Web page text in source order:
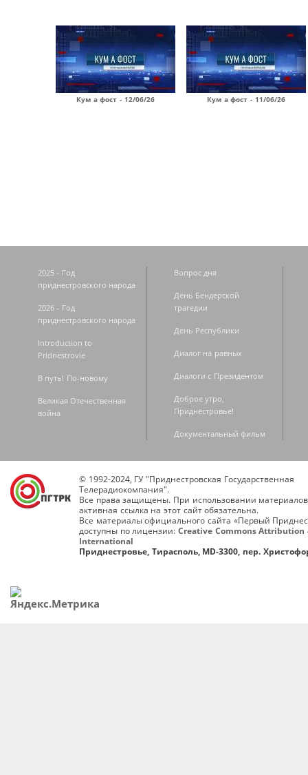
Кум а фост - 12/06/26 Кум а фост - 11/06/26
2025 - Год
приднестровского народа
2026 - Год
приднестровского народа
Introduction to
Pridnestrovie
В путь! По-новому
Великая Отечественная
война
Вопрос дня
День Бендерской
трагедии
День Республики
Диалог на равных
Диалоги с Президентом
Доброе утро,
Приднестровье!
Документальный фильм
© 1992-2024, ГУ "Приднестровская Государственная
Телерадиокомпания".
Все права защищены. При использовании
активная ссылка на этот сайт обязательна.
Все материалы официального сайта «Первый
доступны по лицензии: Creative Commons Attribution
International
Приднестровье, Тирасполь, MD-3300, пер.